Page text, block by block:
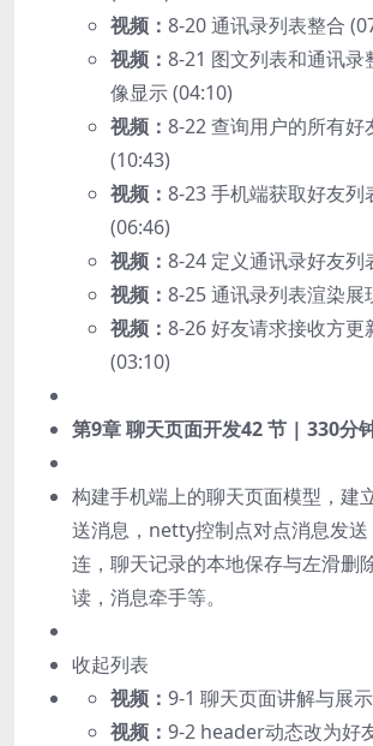
视频： 8-20 通讯录列表整合
视频： 8-21 图文列表和通讯录
像显示 (04:10)
视频： 8-22 查询用户的所有好
(10:43)
视频： 8-23 手机端获取好友列
(06:46)
视频： 8-24 定义通讯录好友列
视频： 8-25 通讯录列表渲染展
视频： 8-26 好友请求接收方更
(03:10)
第9章 聊天页面开发42 节 | 330分
构建手机端上的聊天页面模型，建
送消息，netty控制点对点消息发送
连，聊天记录的本地保存与左滑删
读，消息牵手等。
收起列表
视频： 9-1 聊天页面讲解与展
视频： 9-2 header动态改为好